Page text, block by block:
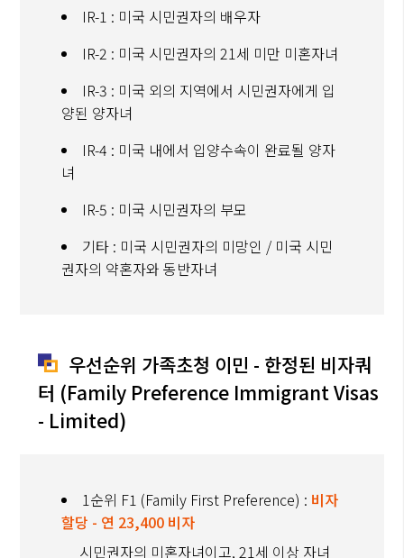
IR-1 : 미국 시민권자의 배우자
IR-2 : 미국 시민권자의 21세 미만 미혼자녀
IR-3 : 미국 외의 지역에서 시민권자에게 입
양된 양자녀
IR-4 : 미국 내에서 입양수속이 완료될 양자
녀
IR-5 : 미국 시민권자의 부모
기타 : 미국 시민권자의 미망인 / 미국 시민
권자의 약혼자와 동반자녀
우선순위 가족초청 이민 - 한정된 비자쿼
터 (Family Preference Immigrant Visas
- Limited)
1순위 F1 (Family First Preference) : 비자
할당 - 연 23,400 비자
시민권자의 미혼자녀이고, 21세 이상 자녀